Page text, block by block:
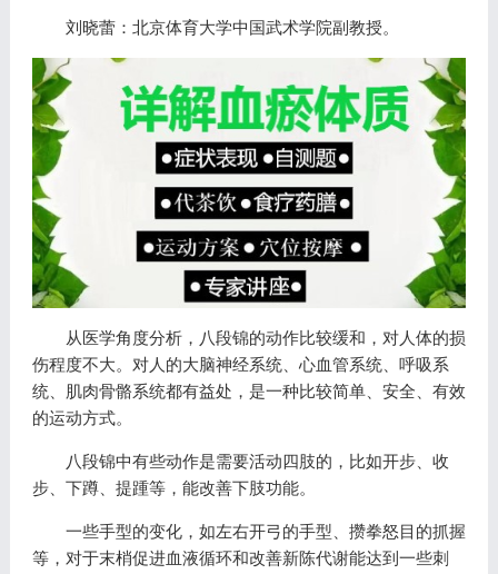
刘晓蕾：北京体育大学中国武术学院副教授。
从医学角度分析，八段锦的动作比较缓和，对人体的损
伤程度不大。对人的大脑神经系统、心血管系统、呼吸系
统、肌肉骨骼系统都有益处，是一种比较简单、安全、有效
的运动方式。
八段锦中有些动作是需要活动四肢的，比如开步、收
步、下蹲、提踵等，能改善下肢功能。
一些手型的变化，如左右开弓的手型、攒拳怒目的抓握
等，对于末梢促进血液循环和改善新陈代谢能达到一些刺